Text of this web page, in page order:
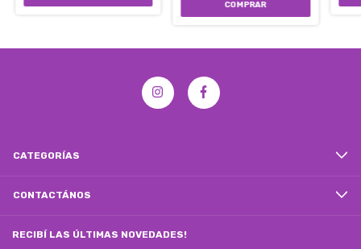
CATEGORÍAS
CONTACTÁNOS
RECIBÍ LAS ÚLTIMAS NOVEDADES!